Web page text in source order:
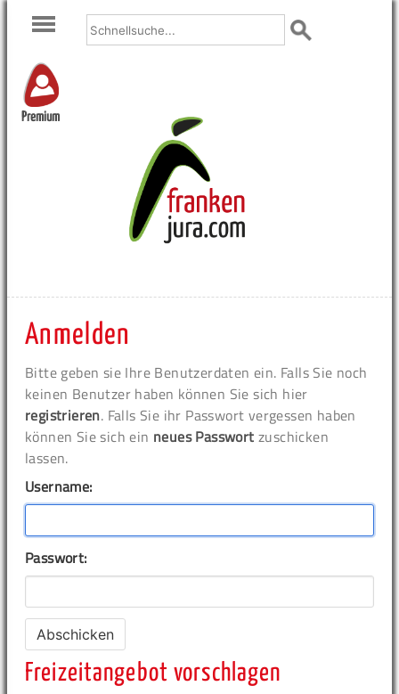
Premium
Anmelden
Bitte geben sie Ihre Benutzerdaten ein. Falls Sie noch
keinen Benutzer haben können Sie sich hier
registrieren. Falls Sie ihr Passwort vergessen haben
können Sie sich ein neues Passwort zuschicken
lassen.
Username:
Passwort:
Freizeitangebot vorschlagen